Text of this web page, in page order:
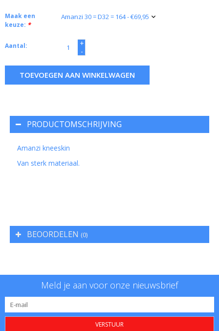
Maak een
keuze: *
Aantal:
+
-
TOEVOEGEN AAN WINKELWAGEN
PRODUCTOMSCHRIJVING
Amanzi kneeskin
Van sterk materiaal.
BEOORDELEN (0)
Meld je aan voor onze nieuwsbrief
VERSTUUR